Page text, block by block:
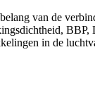
van de
in de